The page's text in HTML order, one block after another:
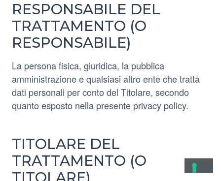
RESPONSABILE DEL
TRATTAMENTO (O
RESPONSABILE)
La persona fisica, giuridica, la pubblica
amministrazione e qualsiasi altro ente che tratta
dati personali per conto del Titolare, secondo
quanto esposto nella presente privacy policy.
TITOLARE DEL
TRATTAMENTO (O
TITOLARE)